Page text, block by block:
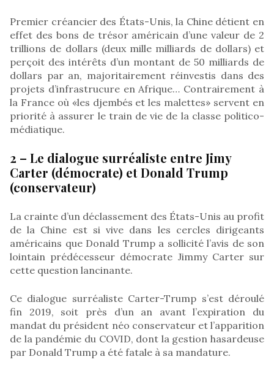
Premier créancier des États-Unis, la Chine détient en
effet des bons de trésor américain d’une valeur de 2
trillions de dollars (deux mille milliards de dollars) et
perçoit des intérêts d’un montant de 50 milliards de
dollars par an, majoritairement réinvestis dans des
projets d’infrastrucure en Afrique… Contrairement à
la France où «les djembés et les malettes» servent en
priorité à assurer le train de vie de la classe politico-
médiatique.
2 – Le dialogue surréaliste entre Jimy
Carter (démocrate) et Donald Trump
(conservateur)
La crainte d’un déclassement des États-Unis au profit
de la Chine est si vive dans les cercles dirigeants
américains que Donald Trump a sollicité l’avis de son
lointain prédécesseur démocrate Jimmy Carter sur
cette question lancinante.
Ce dialogue surréaliste Carter-Trump s’est déroulé
fin 2019, soit près d’un an avant l’expiration du
mandat du président néo conservateur et l’apparition
de la pandémie du COVID, dont la gestion hasardeuse
par Donald Trump a été fatale à sa mandature.